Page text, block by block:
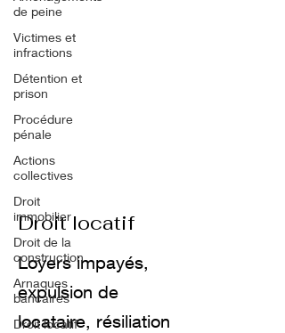
de peine
Victimes et
infractions
Détention et
prison
Procédure
pénale
Actions
collectives
Droit
immobilier
Droit de la
construction
Arnaques
bancaires
Droit locatif
Droit locatif
Loyers impayés,
expulsion de
locataire, résiliation